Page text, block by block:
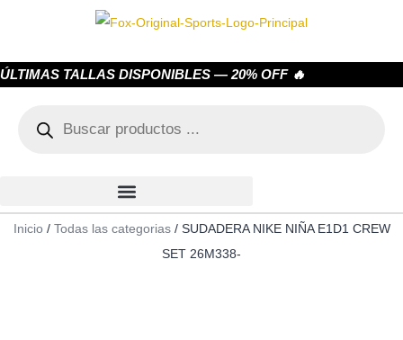
ÚLTIMAS TALLAS DISPONIBLES — 20% OFF 🔥
Inicio/ Todas las categorias/ SUDADERA NIKE NIÑA E1D1 CREW
SET 26M338-